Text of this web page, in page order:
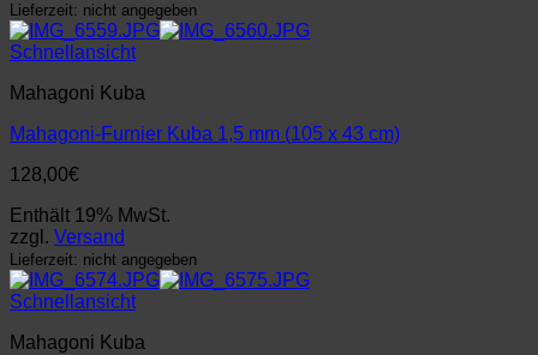
Lieferzeit: nicht angegeben
Schnellansicht
Mahagoni Kuba
Mahagoni-Furnier Kuba 1,5 mm (105 x 43 cm)
128,00€
Enthält 19% MwSt.
zzgl. Versand
Lieferzeit: nicht angegeben
Schnellansicht
Mahagoni Kuba